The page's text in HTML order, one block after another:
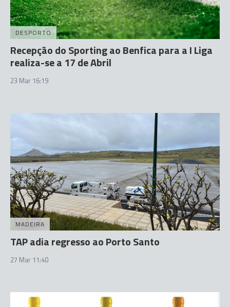
DESPORTO
Recepção do Sporting ao Benfica para a I Liga
realiza-se a 17 de Abril
23 Mar 16:19
MADEIRA
TAP adia regresso ao Porto Santo
27 Mar 11:40